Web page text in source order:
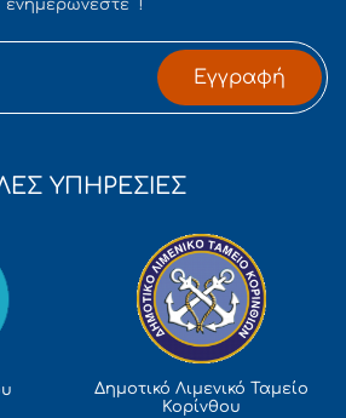
ενημερώνεστε !
Εγγραφή
ΥΠΗΡΕΣΙΕΣ
Δημοτικό Λιμενικό Ταμείο
Κορίνθου